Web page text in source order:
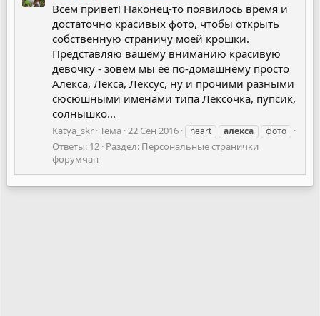
Всем привет! Наконец-то появилось время и
достаточно красивых фото, чтобы открыть
собственную страничу моей крошки.
Представляю вашему вниманию красивую
девочку - зовем мы ее по-домашнему просто
Алекса, Лекса, Лексус, ну и прочими разными
сюсюшными именами типа Лексочка, пупсик,
солнышко...
Katya_skr Тема 22 Сен 2016 heart алекса фото
Ответы: 12 Раздел: Персональные странички
форумчан